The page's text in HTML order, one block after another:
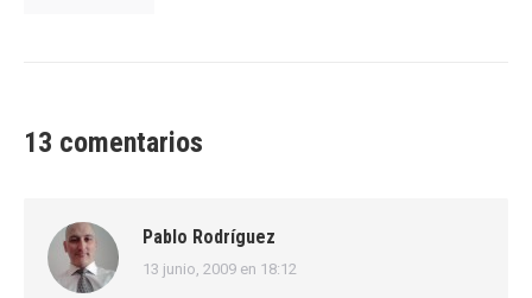
13 comentarios
Pablo Rodríguez
dice:
13 junio, 2009 en 18:12